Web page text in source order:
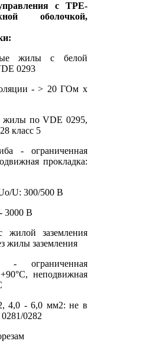
с TPE-
оболочкой,
жилы с белой
0293
- > 20 ГОм х
жилы по VDE 0295,
класс 5
- ограниченная
прокладка:
U: 300/500 В
3000 В
заземления
жилы заземления
- ограниченная
неподвижная
4,0 - 6,0 мм2: не в
0282